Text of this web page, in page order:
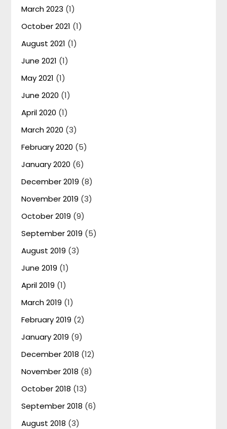
March 2023 (1)
October 2021 (1)
August 2021 (1)
June 2021 (1)
May 2021 (1)
June 2020 (1)
April 2020 (1)
March 2020 (3)
February 2020 (5)
January 2020 (6)
December 2019 (8)
November 2019 (3)
October 2019 (9)
September 2019 (5)
August 2019 (3)
June 2019 (1)
April 2019 (1)
March 2019 (1)
February 2019 (2)
January 2019 (9)
December 2018 (12)
November 2018 (8)
October 2018 (13)
September 2018 (6)
August 2018 (3)